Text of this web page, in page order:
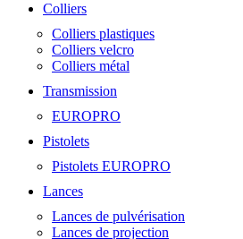
Colliers
Colliers plastiques
Colliers velcro
Colliers métal
Transmission
EUROPRO
Pistolets
Pistolets EUROPRO
Lances
Lances de pulvérisation
Lances de projection